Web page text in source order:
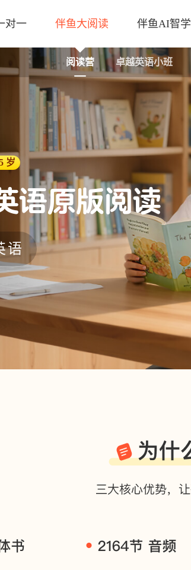
对一 伴鱼大阅读
阅读营 卓越英语小班
伴鱼AI智学
岁
语原版阅读
语